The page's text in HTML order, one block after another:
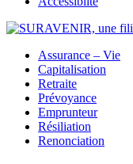
Assurance – Vie
Capitalisation
Retraite
Prévoyance
Emprunteur
Résiliation
Renonciation